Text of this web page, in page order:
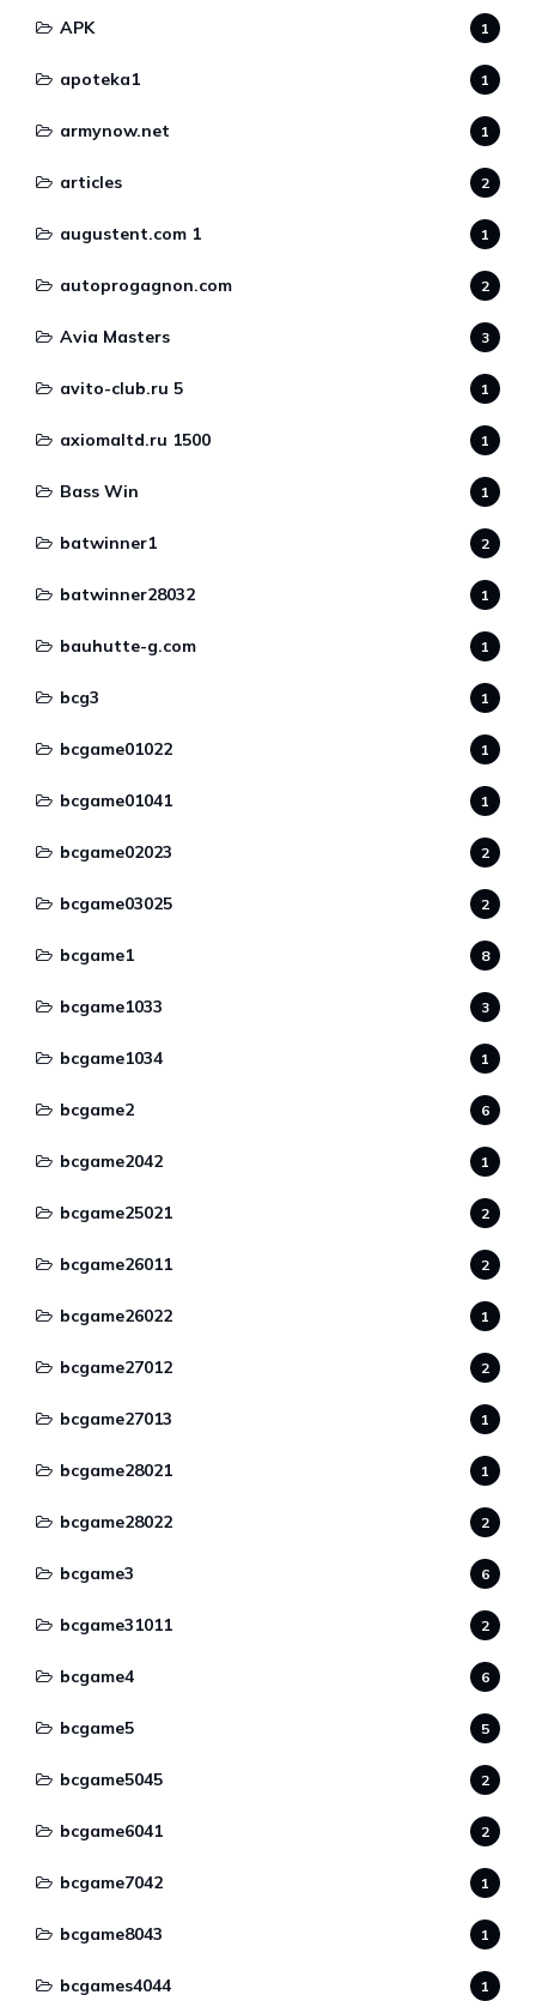
APK 1
apoteka1 1
armynow.net 1
articles 2
augustent.com 1 1
autoprogagnon.com 2
Avia Masters 3
avito-club.ru 5 1
axiomaltd.ru 1500 1
Bass Win 1
batwinner1 2
batwinner28032 1
bauhutte-g.com 1
bcg3 1
bcgame01022 1
bcgame01041 1
bcgame02023 2
bcgame03025 2
bcgame1 8
bcgame1033 3
bcgame1034 1
bcgame2 6
bcgame2042 1
bcgame25021 2
bcgame26011 2
bcgame26022 1
bcgame27012 2
bcgame27013 1
bcgame28021 1
bcgame28022 2
bcgame3 6
bcgame31011 2
bcgame4 6
bcgame5 5
bcgame5045 2
bcgame6041 2
bcgame7042 1
bcgame8043 1
bcgames4044 1